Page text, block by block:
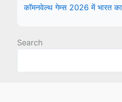
कॉमनवेल्थ गेम्स 2026 में भारत का
Search